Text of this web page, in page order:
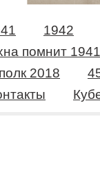
1942
помнит
2018